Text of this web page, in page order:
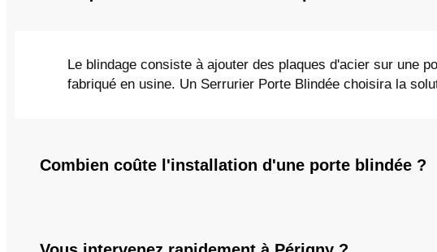
Le blindage consiste à ajouter des plaques d'acier sur une
fabriqué en usine. Un Serrurier Porte Blindée choisira la
Combien coûte l'installation d'une porte blindée ?